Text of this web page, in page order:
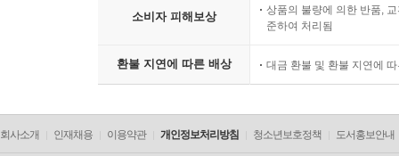
소비자 피해보상
상품의 불량에 의한 반품,
준하여 처리됨
환불 지연에 따른 배상 대금 환불 및 환불 지연에
회사소개 인재채용 이용약관 개인정보처리방침 청소년보호정책 도서홍보안내